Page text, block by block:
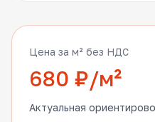
Цена за м² без НДС
680 ₽/м²
Актуальная